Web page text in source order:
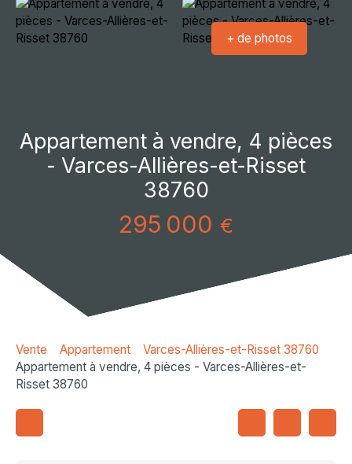
+ de photos
Appartement à vendre, 4 pièces
- Varces-Allières-et-Risset
38760
295 000 €
Vente Appartement
Varces-Allières-et-Risset 38760
Appartement à vendre, 4 pièces - Varces-Allières-et-
Risset 38760